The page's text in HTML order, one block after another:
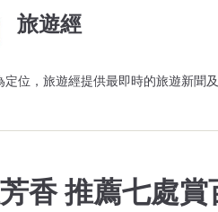
旅遊經
位，旅遊經提供最即時的旅遊新聞及
香 推薦七處